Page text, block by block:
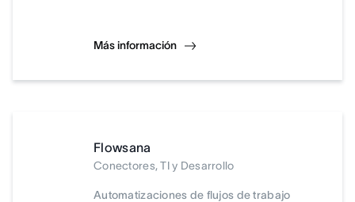
Más información
Flowsana
Conectores, TI y Desarrollo
Automatizaciones de flujos de trabajo